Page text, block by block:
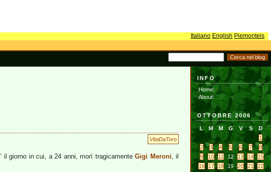
Italiano English Piemonteis
VitaDaToro
il giorno in cui, a 24 anni, morì tragicamenteGigi Meroni, il
INFO
:Home:
:About:
OTTOBRE 2006
L M M G V S
D
1
2
3 4 5 6 7
8
9
10 11 12 13 14
15
16
17 18 19 20 21
22